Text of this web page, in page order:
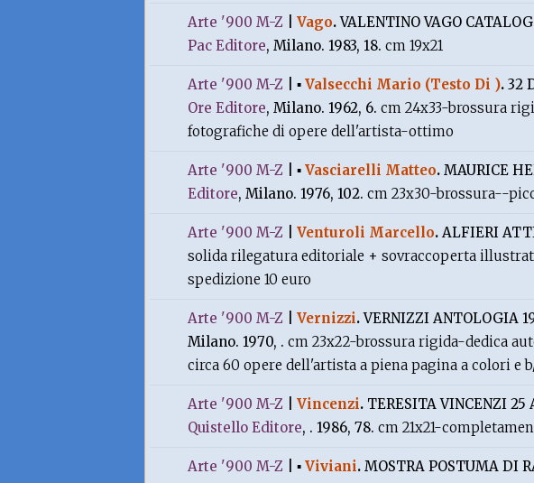
Arte '900 M-Z Vago.VALENTINO VAGO
Pac Editore, Milano. 1983, 18. cm 19x21
Arte '900 M-Z ▪ Valsecchi Mario (Testo Di ). 32
Ore Editore, Milano. 1962, 6. cm 24x33-brossura
fotografiche di opere dell'artista-ottimo
Arte '900 M-Z ▪ Vasciarelli Matteo. MAURICE
Editore, Milano. 1976, 102. cm 23x30-brossura--
Arte '900 M-Z Venturoli Marcello. ALFIERI
solida rilegatura editoriale + sovraccoperta
spedizione 10 euro
Arte '900 M-Z Vernizzi.VERNIZZI ANTOLOGIA
Milano. 1970, . cm 23x22-brossura rigida-dedica
circa 60 opere dell'artista a piena pagina a colori e
Arte '900 M-Z Vincenzi. TERESITA VINCENZI 25
Quistello Editore, . 1986, 78. cm 21x21-
Arte '900 M-Z ▪ Viviani. MOSTRA POSTUMA DI